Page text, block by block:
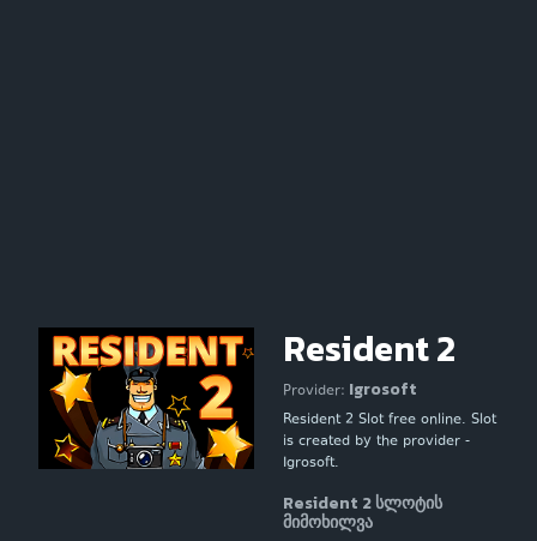
Resident 2
Provider: Igrosoft
Resident 2 Slot free online. Slot
is created by the provider -
Igrosoft.
Resident 2 სლოტის
მიმოხილვა